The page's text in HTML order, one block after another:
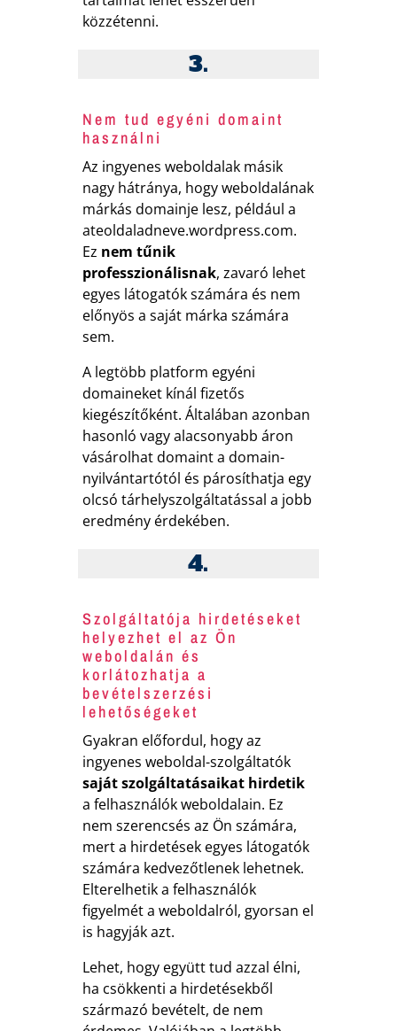
közzétenni.
3.
Nem tud egyéni domaint
használni
Az ingyenes weboldalak másik
nagy hátránya, hogy weboldalának
márkás domainje lesz, például a
ateoldaladneve.wordpress.com.
Ez nem tűnik
professzionálisnak, zavaró lehet
egyes látogatók számára és nem
előnyös a saját márka számára
sem.
A legtöbb platform egyéni
domaineket kínál fizetős
kiegészítőként. Általában azonban
hasonló vagy alacsonyabb áron
vásárolhat domaint a domain-
nyilvántartótól és párosíthatja egy
olcsó tárhelyszolgáltatással a jobb
eredmény érdekében.
4.
Szolgáltatója hirdetéseket
helyezhet el az Ön
weboldalán és
korlátozhatja a
bevételszerzési
lehetőségeket
Gyakran előfordul, hogy az
ingyenes weboldal-szolgáltatók
saját szolgáltatásaikat hirdetik
a felhasználók weboldalain. Ez
nem szerencsés az Ön számára,
mert a hirdetések egyes látogatók
számára kedvezőtlenek lehetnek.
Elterelhetik a felhasználók
figyelmét a weboldalról, gyorsan el
is hagyják azt.
Lehet, hogy együtt tud azzal élni,
ha csökkenti a hirdetésekből
származó bevételt, de nem